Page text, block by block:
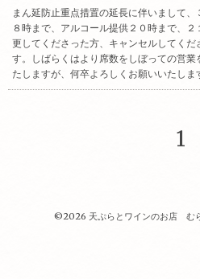
まん延防止重点措置の延長に伴いまして
８時まで、アルコール提供２０時まで、
更してくださった方、キャンセルしてくだ
す。しばらくはより席数をしぼっての営
たしますが、何卒よろしくお願いいたしま
1
©2026 天ぷらとワインのお店 む